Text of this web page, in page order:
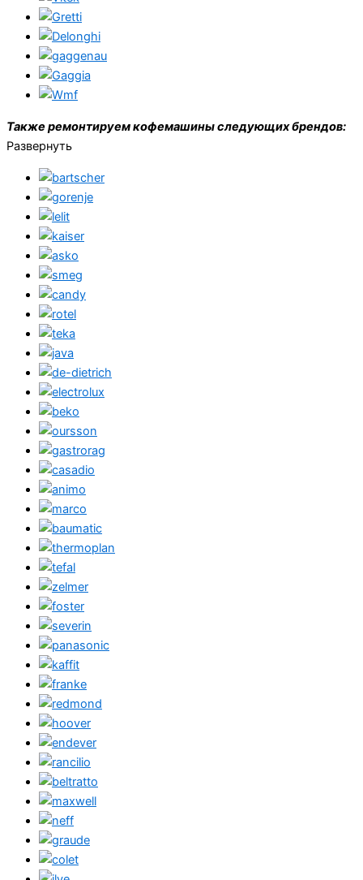
Также ремонтируем кофемашины следующих брендов:
Развернуть